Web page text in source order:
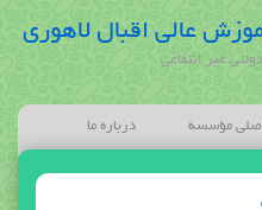
عالی اقبال لاهوری
غیر انتفاعی
مؤسسه درباره ما